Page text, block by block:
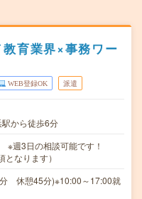
育業界×事務ワー
WEB登録OK 派遣
から徒歩6分
週3日の相談可能です！
となります）
休憩45分)※10:00～17:00就